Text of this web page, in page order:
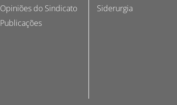
Opiniões do Sindicato
Publicações
Siderurgia